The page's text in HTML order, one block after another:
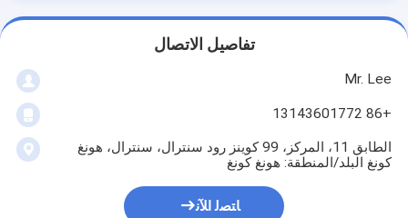
تفاصيل الاتصال
Mr. Lee
+86 13143601772
الطابق 11، المركز، 99 كوينز رود سنترال، سنترال، هونغ
كونغ البلد/المنطقة: هونغ كونغ
ﺎﺘﺼﻟ ﺍﻶﻧ